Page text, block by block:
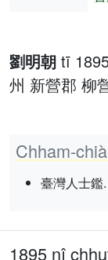
劉明朝 tī
州 新營郡 柳
Chham-
臺灣人士鑑
1895 nî